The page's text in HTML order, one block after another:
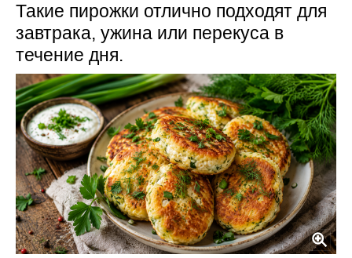
Такие пирожки отлично подходят для
завтрака, ужина или перекуса в
течение дня.